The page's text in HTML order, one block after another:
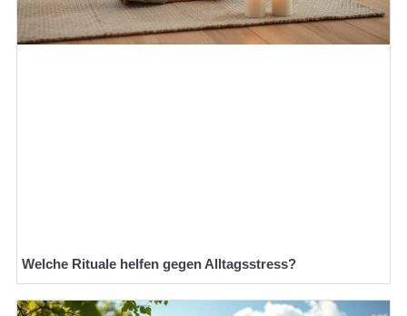
Welche Rituale helfen gegen Alltagsstress?